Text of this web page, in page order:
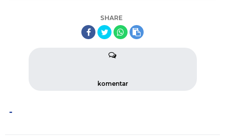
SHARE
komentar
-